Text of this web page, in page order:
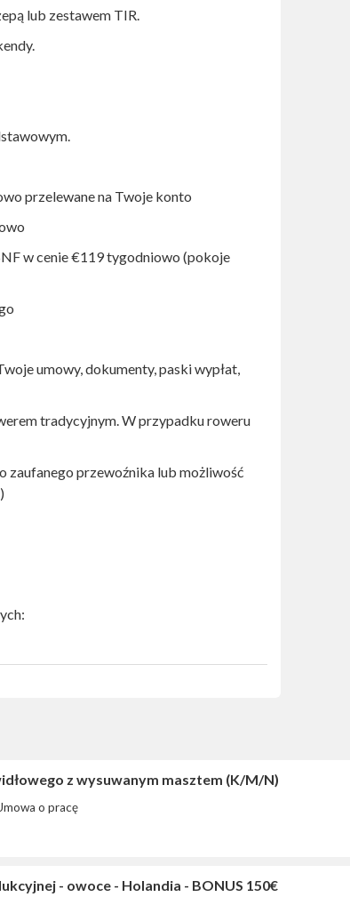
lub zestawem TIR.
przelewane na Twoje konto
w cenie €119 tygodniowo (pokoje
umowy, dokumenty, paski wypłat,
tradycyjnym. W przypadku roweru
zaufanego przewoźnika lub możliwość
z wysuwanym masztem (K/M/N)
o pracę
- owoce - Holandia - BONUS 150€